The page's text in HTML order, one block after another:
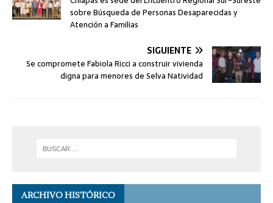
sobre Búsqueda de Personas Desaparecidas y
Atención a Familias
SIGUIENTE
Se compromete Fabiola Ricci a construir vivienda
digna para menores de Selva Natividad
ARCHIVO HISTÓRICO